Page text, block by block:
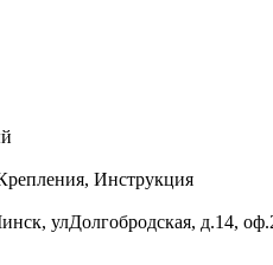
Инструкция
улДолгобродская, д.14,